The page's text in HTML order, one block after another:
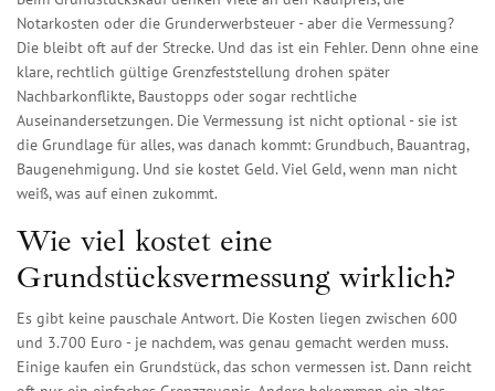
Notarkosten oder die Grunderwerbsteuer - aber die Vermessung?
Die bleibt oft auf der Strecke. Und das ist ein Fehler. Denn ohne eine
klare, rechtlich gültige Grenzfeststellung drohen später
Nachbarkonflikte, Baustopps oder sogar rechtliche
Auseinandersetzungen. Die Vermessung ist nicht optional - sie ist
die Grundlage für alles, was danach kommt: Grundbuch, Bauantrag,
Baugenehmigung. Und sie kostet Geld. Viel Geld, wenn man nicht
weiß, was auf einen zukommt.
Wie viel kostet eine
Grundstücksvermessung wirklich?
Es gibt keine pauschale Antwort. Die Kosten liegen zwischen 600
und 3.700 Euro - je nachdem, was genau gemacht werden muss.
Einige kaufen ein Grundstück, das schon vermessen ist. Dann reicht